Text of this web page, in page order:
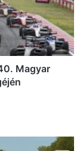
Magyar